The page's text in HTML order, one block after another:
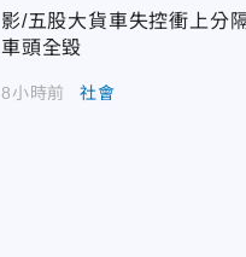
影/五股大貨車失控衝上分
車頭全毀
8小時前 社會